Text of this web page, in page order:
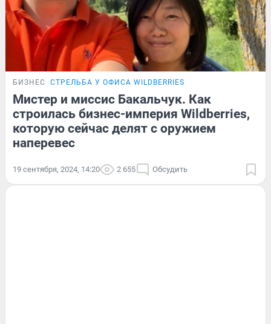
БИЗНЕС СТРЕЛЬБА У ОФИСА WILDBERRIES
Мистер и миссис Бакальчук. Как
строилась бизнес-империя Wildberries,
которую сейчас делят с оружием
наперевес
19 сентября, 2024, 14:20 2 655 Обсудить